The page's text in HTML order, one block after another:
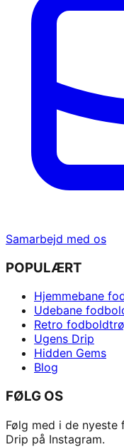
Samarbejd med os
POPULÆRT
Hjemmebane
Udebane
Retro
Ugens Drip
Hidden Gems
Blog
FØLG OS
Følg med i de nyeste
Drip på Instagram.